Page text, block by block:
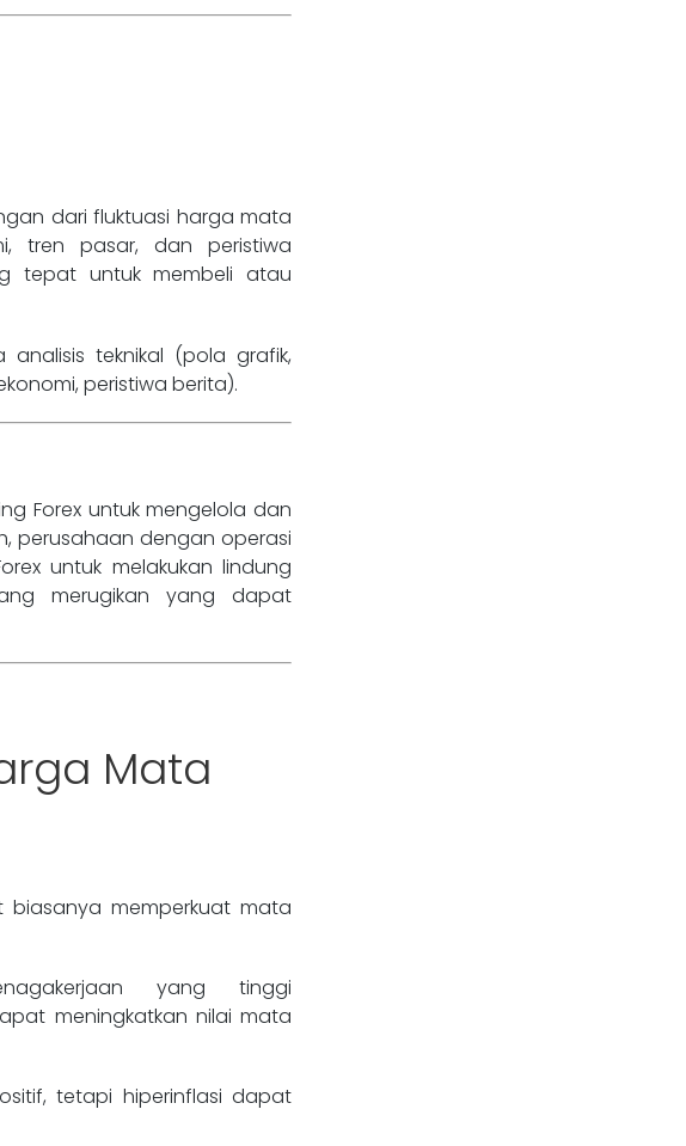
dari fluktuasi harga mata
tren pasar, dan peristiwa
tepat untuk membeli atau
teknikal (pola grafik,
peristiwa berita).
Forex untuk mengelola dan
perusahaan dengan operasi
untuk melakukan lindung
merugikan yang dapat
Mata
memperkuat mata
yang tinggi
meningkatkan nilai mata
tetapi hiperinflasi dapat